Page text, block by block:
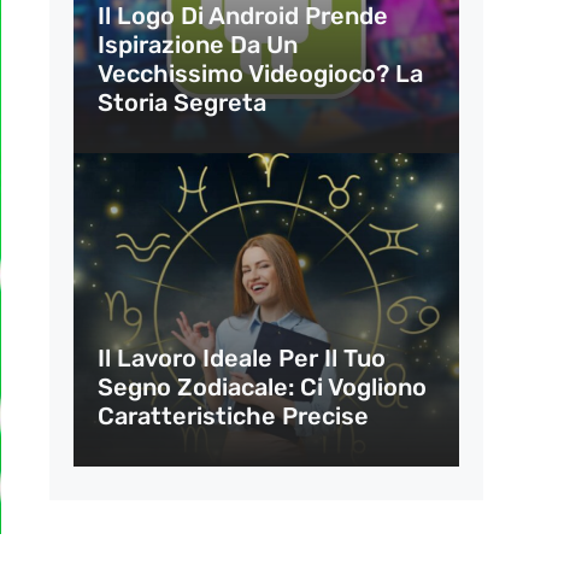
Il Logo Di Android Prende
Ispirazione Da Un
Vecchissimo Videogioco? La
Storia Segreta
Il Lavoro Ideale Per Il Tuo
Segno Zodiacale: Ci Vogliono
Caratteristiche Precise